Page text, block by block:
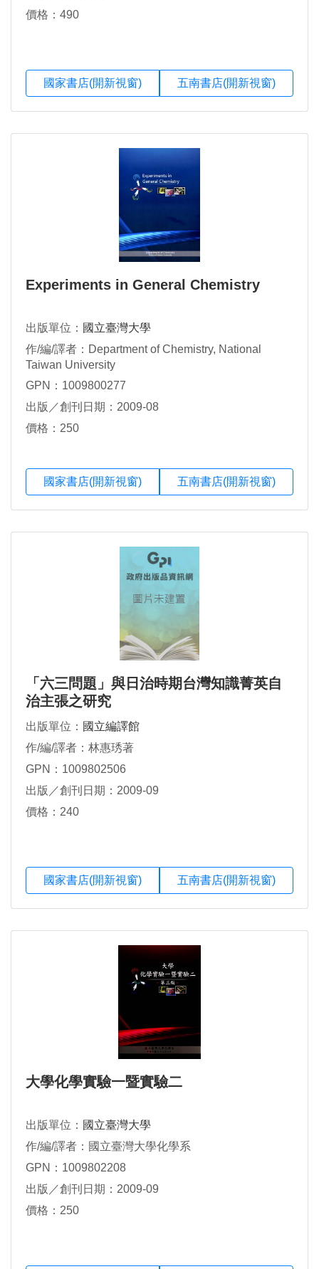
價格：490
國家書店(開新視窗) 五南書店(開新視窗)
Experiments in General Chemistry
出版單位： 國立臺灣大學
作/編/譯者：Department of Chemistry, National
Taiwan University
GPN：1009800277
出版／創刊日期：2009-08
價格：250
國家書店(開新視窗) 五南書店(開新視窗)
「六三問題」與日治時期台灣知識菁英自
治主張之研究
出版單位： 國立編譯館
作/編/譯者：林惠琇著
GPN：1009802506
出版／創刊日期：2009-09
價格：240
國家書店(開新視窗) 五南書店(開新視窗)
大學化學實驗一暨實驗二
出版單位： 國立臺灣大學
作/編/譯者：國立臺灣大學化學系
GPN：1009802208
出版／創刊日期：2009-09
價格：250